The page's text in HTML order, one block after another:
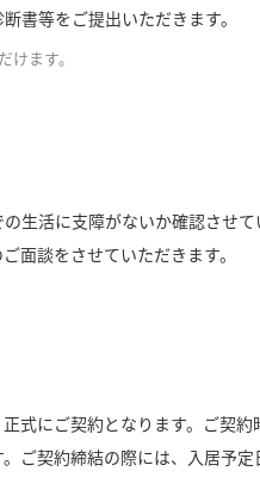
書等をご提出いただきます。
ます。
生活に支障がないか確認させ
面談をさせていただきます。
式にご契約となります。ご契
ご契約締結の際には、入居予定